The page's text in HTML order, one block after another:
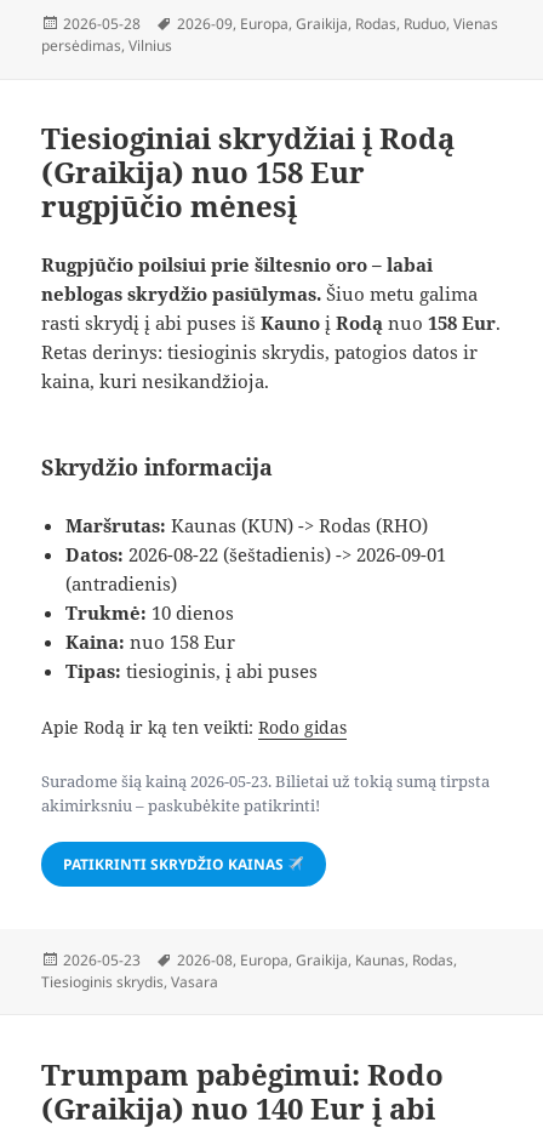
Paskelbta
2026-05-28 Žymos
2026-09, Europa,Graikija, Rodas, Ruduo,Vienas
persėdimas,Vilnius
Tiesioginiai skrydžiai į Rodą
(Graikija) nuo 158 Eur
rugpjūčio mėnesį
Rugpjūčio poilsiui prie šiltesnio oro – labai
neblogas skrydžio pasiūlymas. Šiuo metu galima
rasti skrydį į abi puses išKauno įRodą nuo158 Eur.
Retas derinys: tiesioginis skrydis, patogios datos ir
kaina, kuri nesikandžioja.
Skrydžio informacija
Maršrutas: Kaunas (KUN) -> Rodas (RHO)
Datos: 2026-08-22 (šeštadienis) -> 2026-09-01
(antradienis)
Trukmė: 10 dienos
Kaina: nuo 158 Eur
Tipas: tiesioginis, į abi puses
Apie Rodą ir ką ten veikti:Rodo gidas
Suradome šią kainą 2026-05-23. Bilietai už tokią sumą tirpsta
akimirksniu – paskubėkite patikrinti!
PATIKRINTI SKRYDŽIO KAINAS
Paskelbta
2026-05-23 Žymos
2026-08, Europa,Graikija, Kaunas, Rodas,
Tiesioginis skrydis,Vasara
Trumpam pabėgimui: Rodo
(Graikija) nuo 140 Eur į abi